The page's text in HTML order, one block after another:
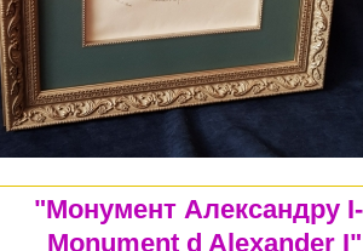
"Монумент Александру
Monument d Alexander